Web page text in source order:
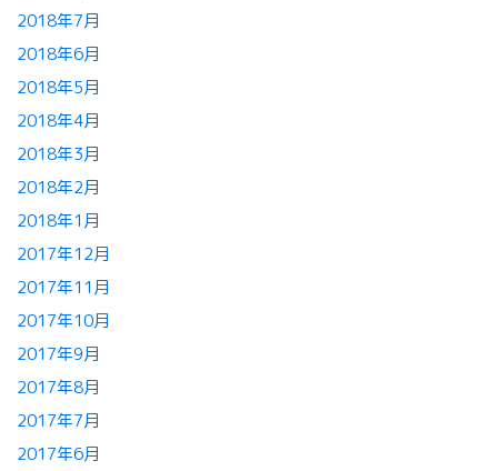
2018年7月
2018年6月
2018年5月
2018年4月
2018年3月
2018年2月
2018年1月
2017年12月
2017年11月
2017年10月
2017年9月
2017年8月
2017年7月
2017年6月